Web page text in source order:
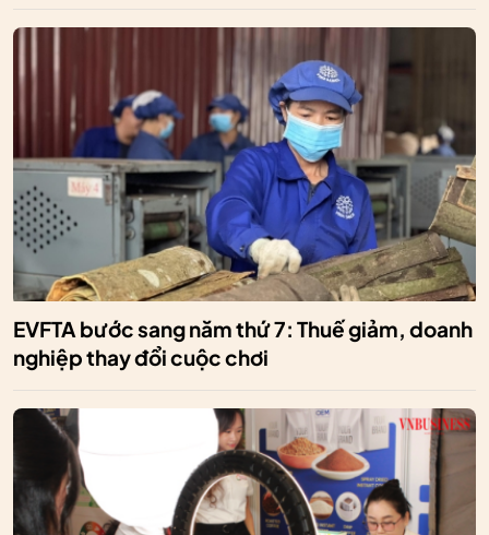
EVFTA bước sang năm thứ 7: Thuế giảm, doanh
nghiệp thay đổi cuộc chơi